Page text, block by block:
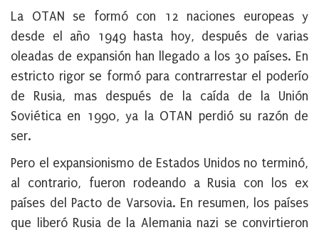
La OTAN se formó con 12 naciones europeas y
desde el año 1949 hasta hoy, después de varias
oleadas de expansión han llegado a los 30 países. En
estricto rigor se formó para contrarrestar el poderío
de Rusia, mas después de la caída de la Unión
Soviética en 1990, ya la OTAN perdió su razón de
ser.
Pero el expansionismo de Estados Unidos no terminó,
al contrario, fueron rodeando a Rusia con los ex
países del Pacto de Varsovia. En resumen, los países
que liberó Rusia de la Alemania nazi se convirtieron